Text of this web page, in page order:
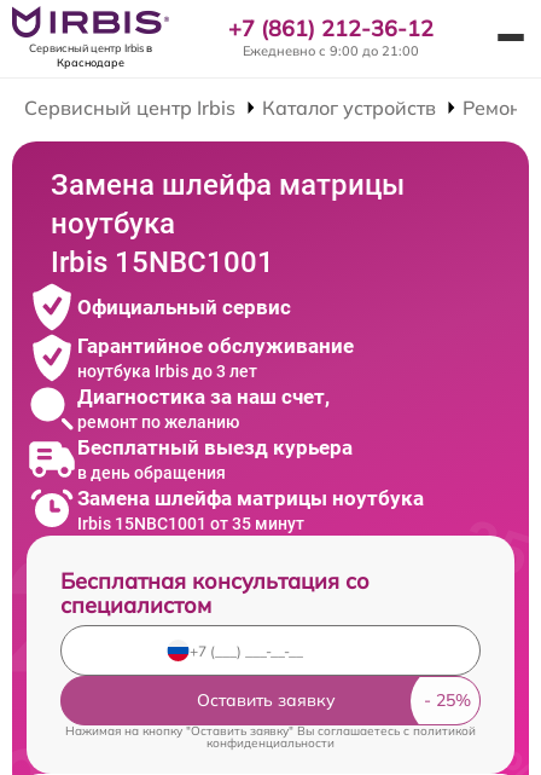
Сервисный центр Irbisв
Краснодаре
+7 (861) 212-36-12
Ежедневно с 9:00 до 21:00
Сервисный центр Irbis Каталог устройств Ремонт
Замена шлейфа матрицы
ноутбука
Irbis 15NBC1001
Официальный сервис
Гарантийное обслуживание
ноутбука Irbis до 3 лет
Диагностика за наш счет,
ремонт по желанию
Бесплатный выезд курьера
в день обращения
Замена шлейфа матрицы ноутбука
Irbis 15NBC1001 от 35 минут
Бесплатная консультация со
специалистом
Оставить заявку
Нажимая на кнопку "Оставить заявку" Вы соглашаетесь c политикой
конфиденциальности